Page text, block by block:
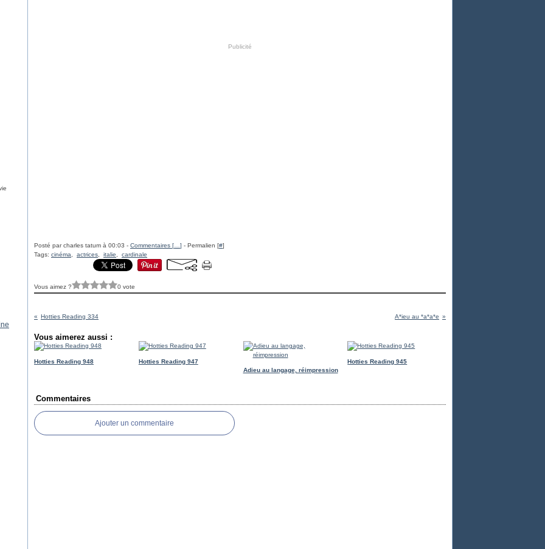
Publicité
Posté par charles tatum à 00:03 - Commentaires [ ] - Permalien [#]
Tags: cinéma actrices italie cardinale
Vous aimez ? 0 vote
Hotties Reading 334 A*ieu au *a*a*e
Vous aimerez aussi :
Hotties Reading 948
Hotties Reading 947
Adieu au langage, réimpression
Hotties Reading 945
Commentaires
Ajouter un commentaire